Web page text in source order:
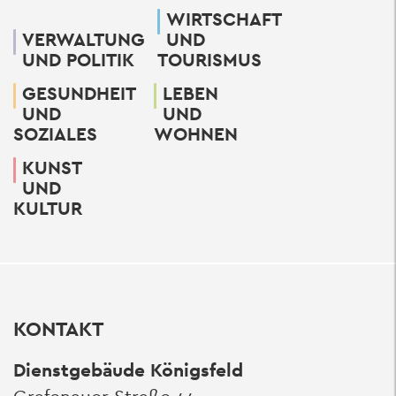
VERWALTUNG
UND POLITIK
WIRTSCHAFT
UND
TOURISMUS
GESUNDHEIT
UND
SOZIALES
LEBEN
UND
WOHNEN
KUNST
UND
KULTUR
KONTAKT
Dienstgebäude Königsfeld